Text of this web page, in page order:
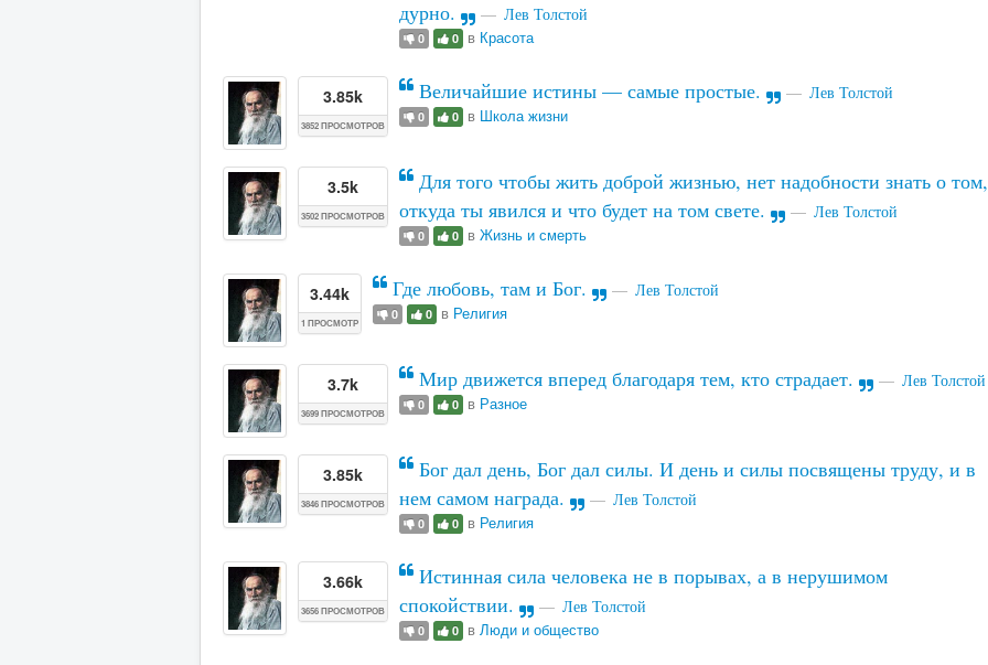
дурно.
Лев Толстой
0 0 в Красота
3.85k
3852 ПРОСМОТРОВ
Величайшие истины — самые простые. Лев Толстой
0 0 в Школа жизни
3.5k
3502 ПРОСМОТРОВ
Для того чтобы жить доброй жизнью, нет надобности знать о том,
откуда ты явился и что будет на том свете.
Лев Толстой
0 0 в Жизнь и смерть
3.44k
1 ПРОСМОТР
Где любовь, там и Бог. Лев Толстой
0 0 в Религия
3.7k
3699 ПРОСМОТРОВ
Мир движется вперед благодаря тем, кто страдает. Лев Толстой
0 0 в Разное
3.85k
3846 ПРОСМОТРОВ
Бог дал день, Бог дал силы. И день и силы посвящены труду, и в
нем самом награда.
Лев Толстой
0 0 в Религия
3.66k
3656 ПРОСМОТРОВ
Истинная сила человека не в порывах, а в нерушимом
спокойствии.
Лев Толстой
0 0 в Люди и общество